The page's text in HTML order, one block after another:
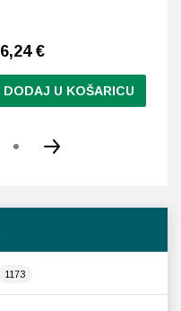
1173
€
DODAJ U KOŠARICU